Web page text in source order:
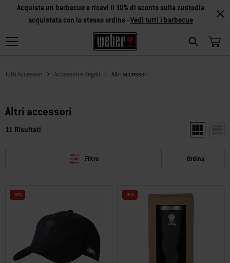
Search
Acquista un barbecue e ricevi il 10% di sconto sulla custodia
acquistata con lo stesso ordine -Vedi tutti i barbecue
Tutti Accessori Accessori e Regali Altri accessori
Altri accessori
11 Risultati Mostra due
Filtro Ordina
-30% -30%